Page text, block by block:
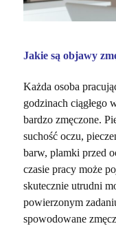
Jakie są objawy
Każda osoba
godzinach ciągłego
bardzo zmęczone.
suchość oczu,
barw, plamki przed
czasie pracy może
skutecznie utrudni
powierzonym
spowodowane